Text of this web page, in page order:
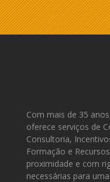
Com mais de 35
oferece serviços de
Consultoria,
Formação e
proximidade e com
necessárias para